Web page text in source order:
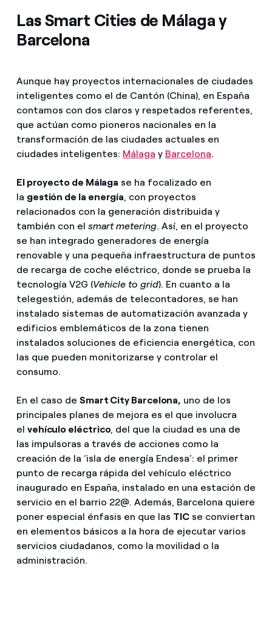
Las Smart Cities de Málaga y
Barcelona
Aunque hay proyectos internacionales de ciudades
inteligentes como el de Cantón (China), en España
contamos con dos claros y respetados referentes,
que actúan como pioneros nacionales en la
transformación de las ciudades actuales en
ciudades inteligentes: Málaga y Barcelona.
El proyecto de Málaga se ha focalizado en
la gestión de la energía, con proyectos
relacionados con la generación distribuida y
también con el smart metering. Así, en el proyecto
se han integrado generadores de energía
renovable y una pequeña infraestructura de puntos
de recarga de coche eléctrico, donde se prueba la
tecnología V2G (Vehicle to grid). En cuanto a la
telegestión, además de telecontadores, se han
instalado sistemas de automatización avanzada y
edificios emblemáticos de la zona tienen
instalados soluciones de eficiencia energética, con
las que pueden monitorizarse y controlar el
consumo.
En el caso de Smart City Barcelona, uno de los
principales planes de mejora es el que involucra
el vehículo eléctrico, del que la ciudad es una de
las impulsoras a través de acciones como la
creación de la ‘isla de energía Endesa’: el primer
punto de recarga rápida del vehículo eléctrico
inaugurado en España, instalado en una estación de
servicio en el barrio 22@. Además, Barcelona quiere
poner especial énfasis en que las TICse conviertan
en elementos básicos a la hora de ejecutar varios
servicios ciudadanos, como la movilidad o la
administración.